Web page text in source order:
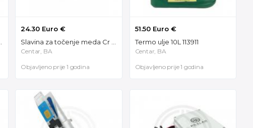
24.30 Euro €
Centar, BA
Objavljeno prije 1 godina
51.50 Euro €
Termo ulje 10L 113911
Centar, BA
Objavljeno prije 1 godina